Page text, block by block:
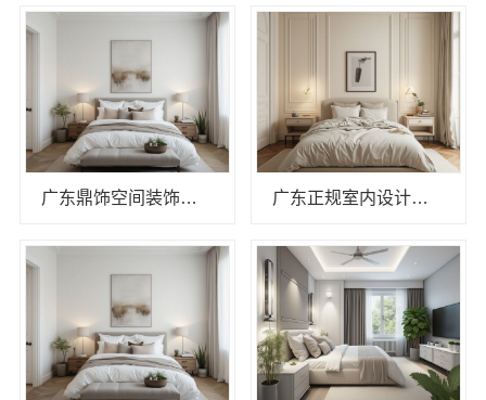
广东鼎饰空间装饰工程有限公司珠三角靠谱空间设计 广东正规室内设计透明化施工，广东鼎饰空间装饰工程有限公司